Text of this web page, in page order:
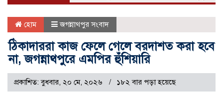
হোম জগন্নাথপুর সংবাদ
ঠিকাদাররা কাজ ফেলে গেলে বরদাশত করা হবে
না, জগন্নাথপুরে এমপির হুঁশিয়ারি
প্রকাশিত: বুধবার, ২০ মে, ২০২৬ ১৮২ বার পড়া হয়েছে